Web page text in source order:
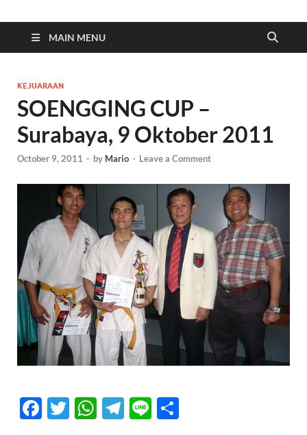
MAIN MENU
KEJUARAAN
SOENGGING CUP –
Surabaya, 9 Oktober 2011
October 9, 2011 - by Mario - Leave a Comment
F
T
W T
Li